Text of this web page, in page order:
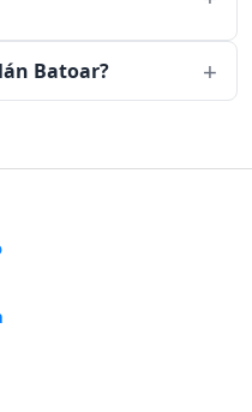
Batoar?